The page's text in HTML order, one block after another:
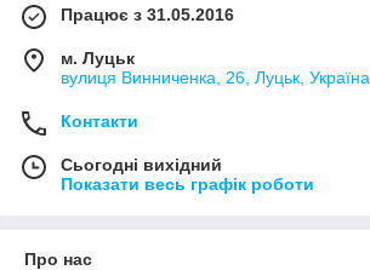
Працює з 31.05.2016
м. Луцьк
вулиця Винниченка, 26, Луцьк, Україна
Контакти
Сьогодні вихідний
Показати весь графік роботи
Про нас